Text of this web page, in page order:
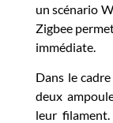
un scénario
Zigbee
immédiate.
Dans le
deux
leur